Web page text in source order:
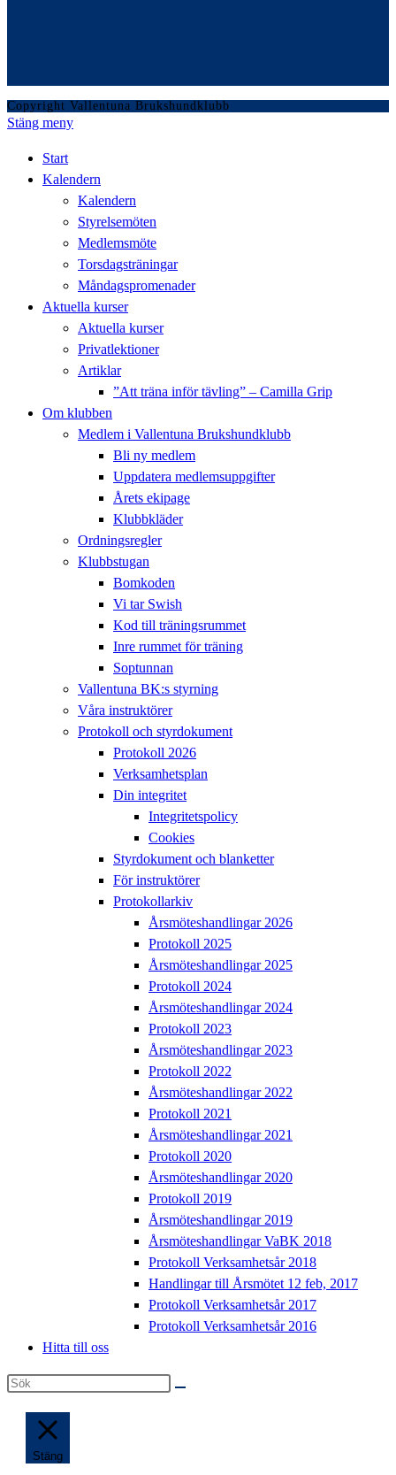
Copyright Vallentuna Brukshundklubb
Stäng meny
Start
Kalendern
Kalendern
Styrelsemöten
Medlemsmöte
Torsdagsträningar
Måndagspromenader
Aktuella kurser
Aktuella kurser
Privatlektioner
Artiklar
”Att träna inför tävling” – Camilla Grip
Om klubben
Medlem i Vallentuna Brukshundklubb
Bli ny medlem
Uppdatera medlemsuppgifter
Årets ekipage
Klubbkläder
Ordningsregler
Klubbstugan
Bomkoden
Vi tar Swish
Kod till träningsrummet
Inre rummet för träning
Soptunnan
Vallentuna BK:s styrning
Våra instruktörer
Protokoll och styrdokument
Protokoll 2026
Verksamhetsplan
Din integritet
Integritetspolicy
Cookies
Styrdokument och blanketter
För instruktörer
Protokollarkiv
Årsmöteshandlingar 2026
Protokoll 2025
Årsmöteshandlingar 2025
Protokoll 2024
Årsmöteshandlingar 2024
Protokoll 2023
Årsmöteshandlingar 2023
Protokoll 2022
Årsmöteshandlingar 2022
Protokoll 2021
Årsmöteshandlingar 2021
Protokoll 2020
Årsmöteshandlingar 2020
Protokoll 2019
Årsmöteshandlingar 2019
Årsmöteshandlingar VaBK 2018
Protokoll Verksamhetsår 2018
Handlingar till Årsmötet 12 feb, 2017
Protokoll Verksamhetsår 2017
Protokoll Verksamhetsår 2016
Hitta till oss
Sök
denna
Stäng